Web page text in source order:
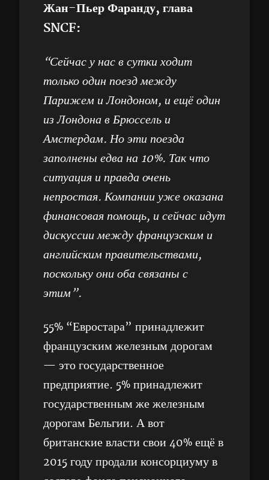
Жан-Пьер Фаранду, глава
SNCF:
“Сейчас у нас в сутки ходит
только один поезд между
Парижем и Лондоном, и ещё один
из Лондона в Брюссель и
Амстердам. Но эти поезда
заполнены едва на 10%. Так что
ситуация и правда очень
непростая. Компании уже оказана
финансовая помощь, и сейчас идут
дискуссии между французским и
английским правительствами,
поскольку они оба связаны с
этим”.
55% “Евростара” принадлежит
французским железным дорогам
— это государственное
предприятие. 5% принадлежит
государственным же железным
дорогам Бельгии. А вот
британские власти свои 40% ещё в
2015 году продали консорциуму в